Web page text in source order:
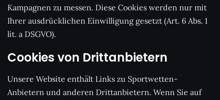
Kampagnen zu messen. Diese Cookies werden nur mit
Ihrer ausdrücklichen Einwilligung gesetzt (Art. 6 Abs. 1
lit. a DSGVO).
Cookies von Drittanbietern
Unsere Website enthält Links zu Sportwetten-
Anbietern und anderen Drittanbietern. Wenn Sie auf